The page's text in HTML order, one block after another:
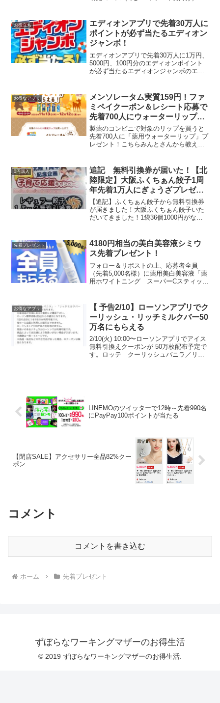
大ボリュームの学年別「無料おためし教
材」を資料請求でお届...
お役立ち
エディオンアプリで先着30万人に
ポイントが必ず当たるエディオン
ジャンボ！
エディオンアプリで先着30万人に1万円、
5000円、100円分のエディオンポイント
が必ず当たるエディオンジャンボのエン
10000エディオンポイント 200...
お得なアプリ
メンソレータム実質159円！ファ
ミペイクーポン＆レシート応募で
先着700人にウォーターリップ1
個もらえる★
製薬のコンビニで対象のリップを買うと
先着700人に「薬用ウォーターリップ」プ
レゼント！こちらみんとさんから教えて
先着で1個もらえます。対象商品はこちら
▼・メンソレータム...
0円購入
追記 無料引換券が届いた！【北
陸限定】大阪ふくちぁん餃子1周
年先着1万人にぎょうざプレゼン
ト！
【追記】ふくちぁん餃子から無料引換券
が届きました！大阪ふくちぁん餃子いた
だいてきました！1袋36個1000円がなん
んと写ってたかな？ぎょうざは薄皮でパ
クパク4人家族であ...
先着プレゼント
4180円相当の美白美容液シミウ
ス先着プレゼント！
フォロー＆リポストの上、応募者全員
（先着5,000名様）に薬用美白美容液「薬
用ホワイトニング スーパーCスティッ
終了しました。／お急ぎください！無く
なり次第終了です！ま...
お得なアプリ
【 予告2/10】ローソンアプリでク
ーリッシュ・リッチミルクバー50
万名にもらえる
2/10(火) 10:00〜ローソンアプリでアイス
無料引換えクーポンが 50万枚配布予定で
す。ロッテ クーリッシュバニラ／リッ
LINEMOのツイッターで12時～先着990名
にPayPay100ポイントが当たる
【閉店SALE】アクセサリー全品82%クー
ポン
コメント
コメントを書き込む
ホーム 先着プレゼント
ずぼらなワーキングマザーのお得生活
© 2019 ずぼらなワーキングマザーのお得生活.